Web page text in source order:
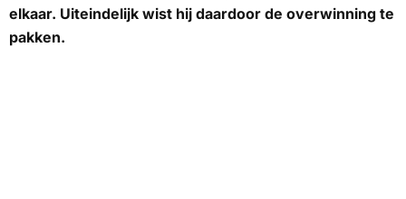
elkaar. Uiteindelijk wist hij daardoor de overwinning te
pakken.